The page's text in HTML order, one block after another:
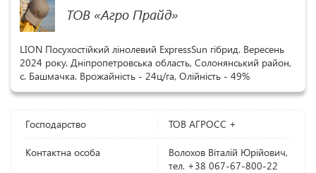
ТОВ «Агро Прайд»
LION Посухостійкий лінолевий ExpressSun гібрид. Вересень
2024 року. Дніпропетровська область, Солонянський район,
с. Башмачка. Врожайність - 24ц/га, Олійність - 49%
Господарство ТОВ АГРОСС +
Контактна особа
Волохов Віталій Юрійович,
тел. +38 067-67-800-22